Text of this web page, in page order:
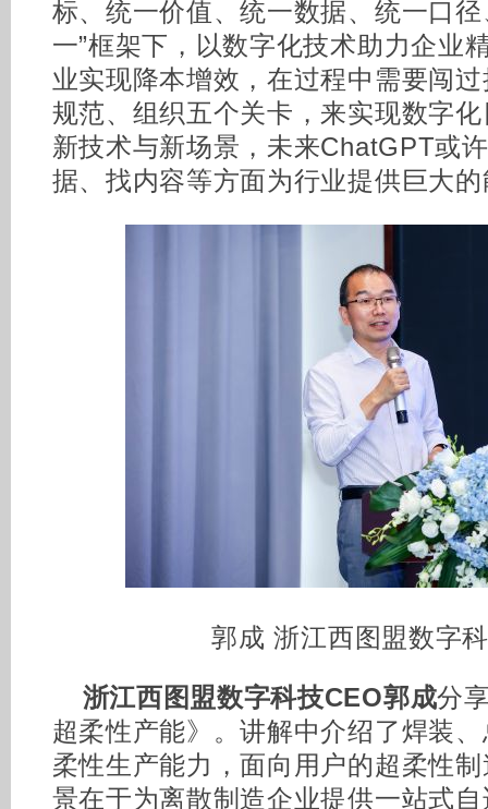
标、统一价值、统一数据、统一口
一”框架下，以数字化技术助力企业
业实现降本增效，在过程中需要闯
规范、组织五个关卡，来实现数字
新技术与新场景，未来ChatGPT或
据、找内容等方面为行业提供巨大
郭成 浙江西图盟数字
浙江西图盟数字科技CEO郭成分
超柔性产能》。讲解中介绍了焊装
柔性生产能力，面向用户的超柔性
景在于为离散制造企业提供一站式